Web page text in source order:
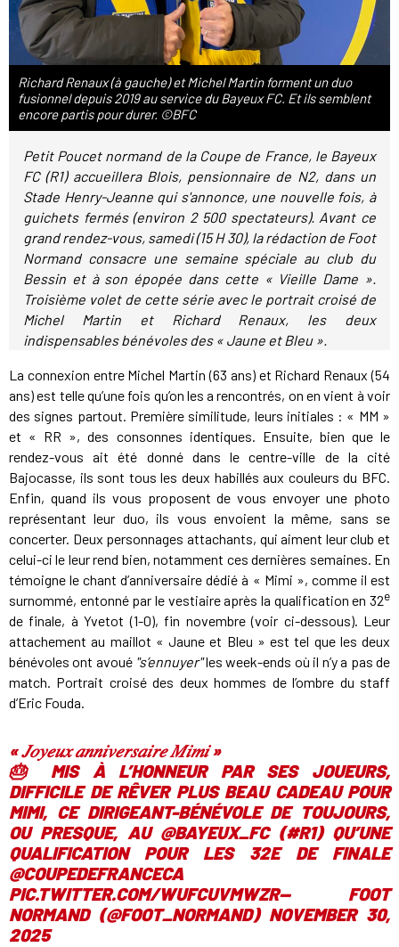
Richard Renaux (à gauche) et Michel Martin forment un duo
fusionnel depuis 2019 au service du Bayeux FC. Et ils semblent
encore partis pour durer. ©BFC
Petit Poucet normand de la Coupe de France, le Bayeux
FC (R1) accueillera Blois, pensionnaire de N2, dans un
Stade Henry-Jeanne qui s'annonce, une nouvelle fois, à
guichets fermés (environ 2 500 spectateurs). Avant ce
grand rendez-vous, samedi (15 H 30), la rédaction de Foot
Normand consacre une semaine spéciale au club du
Bessin et à son épopée dans cette « Vieille Dame ».
Troisième volet de cette série avec le portrait croisé de
Michel Martin et Richard Renaux, les deux
indispensables bénévoles des « Jaune et Bleu ».
La connexion entre Michel Martin (63 ans) et Richard Renaux (54
ans) est telle qu’une fois qu’on les a rencontrés, on en vient à voir
des signes partout. Première similitude, leurs initiales : « MM »
et « RR », des consonnes identiques. Ensuite, bien que le
rendez-vous ait été donné dans le centre-ville de la cité
Bajocasse, ils sont tous les deux habillés aux couleurs du BFC.
Enfin, quand ils vous proposent de vous envoyer une photo
représentant leur duo, ils vous envoient la même, sans se
concerter. Deux personnages attachants, qui aiment leur club et
celui-ci le leur rend bien, notamment ces dernières semaines. En
témoigne le chant d’anniversaire dédié à « Mimi », comme il est
surnommé, entonné par le vestiaire après la qualification en 32e
de finale, à Yvetot (1-0), fin novembre (voir ci-dessous). Leur
attachement au maillot « Jaune et Bleu » est tel que les deux
bénévoles ont avoué "s’ennuyer"les week-ends où il n’y a pas de
match. Portrait croisé des deux hommes de l’ombre du staff
d’Eric Fouda.
« 𝐽𝑜𝑦𝑒𝑢𝑥 𝑎𝑛𝑛𝑖𝑣𝑒𝑟𝑠𝑎𝑖𝑟𝑒 𝑀𝑖𝑚𝑖 »
🎂 MIS À L’HONNEUR PAR SES JOUEURS,
DIFFICILE DE RÊVER PLUS BEAU CADEAU POUR
MIMI, CE DIRIGEANT-BÉNÉVOLE DE TOUJOURS,
OU PRESQUE, AU @BAYEUX_FC(#R1) QU’UNE
QUALIFICATION POUR LES 32E DE FINALE
@COUPEDEFRANCECA
PIC.TWITTER.COM/WUFCUVMWZR— FOOT
NORMAND (@FOOT_NORMAND) NOVEMBER 30,
2025